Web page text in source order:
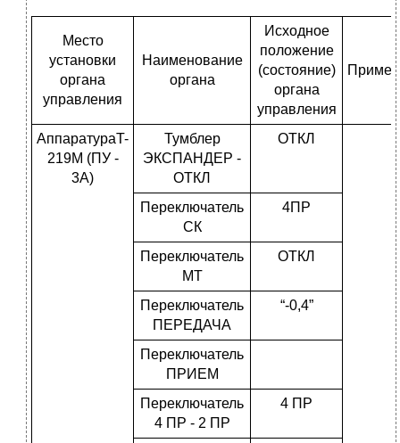
Место
установки
органа
управления
Наименование
органа
Исходное
положение
(состояние)
органа
управления
АппаратураT-
219М (ПУ -
3А)
Тумблер
ЭКСПАНДЕР -
ОТКЛ
ОТКЛ
Переключатель
СК
4ПР
Переключатель
МТ
ОТКЛ
Переключатель
ПЕРЕДАЧА
“-0,4”
Переключатель
ПРИЕМ
Переключатель
4 ПР - 2 ПР
4 ПР